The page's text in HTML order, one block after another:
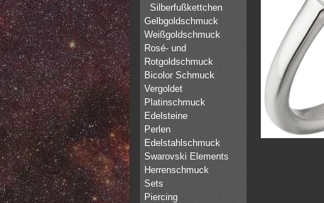
Silberfußkettchen
Gelbgoldschmuck
Weißgoldschmuck
Rosé- und
Rotgoldschmuck
Bicolor Schmuck
Vergoldet
Platinschmuck
Edelsteine
Perlen
Edelstahlschmuck
Swarovski Elements
Herrenschmuck
Sets
Piercing